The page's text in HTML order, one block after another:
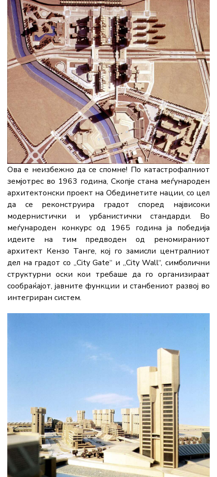
Ова е неизбежно да се спомне! По катастрофалниот
земјотрес во 1963 година, Скопје стана меѓународен
архитектонски проект на Обединетите нации, со цел
да се реконструира градот според највисоки
модернистички и урбанистички стандарди. Во
меѓународен конкурс од 1965 година ја победија
идеите на тим предводен од реномираниот
архитект Кензо Танге, кој го замисли централниот
дел на градот со „City Gate“ и „City Wall“, симболични
структурни оски кои требаше да го организираат
сообраќајот, јавните функции и станбениот развој во
интегриран систем.